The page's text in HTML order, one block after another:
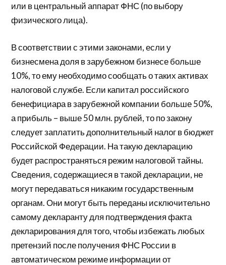
или в центральный аппарат ФНС (по выбору
физического лица).
В соответствии с этими законами, если у
бизнесмена доля в зарубежном бизнесе больше
10%, то ему необходимо сообщать о таких активах
налоговой службе. Если капитал российского
бенефициара в зарубежной компании больше 50%,
а прибыль – выше 50 млн. рублей, то по закону
следует заплатить дополнительный налог в бюджет
Российской Федерации. На такую декларацию
будет распространяться режим налоговой тайны.
Сведения, содержащиеся в такой декларации, не
могут передаваться никаким государственным
органам. Они могут быть переданы исключительно
самому декларанту для подтверждения факта
декларирования для того, чтобы избежать любых
претензий после получения ФНС России в
автоматическом режиме информации от